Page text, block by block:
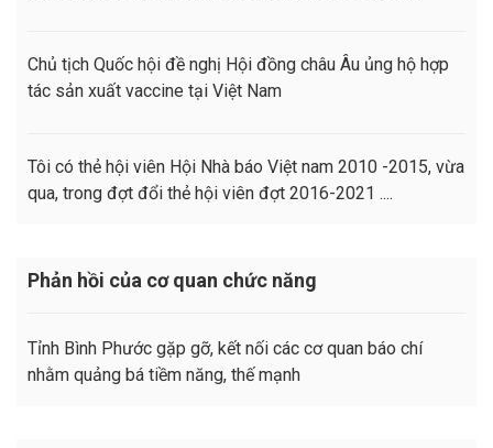
Chủ tịch Quốc hội đề nghị Hội đồng châu Âu ủng hộ hợp
tác sản xuất vaccine tại Việt Nam
Tôi có thẻ hội viên Hội Nhà báo Việt nam 2010 -2015, vừa
qua, trong đợt đổi thẻ hội viên đợt 2016-2021 ....
Phản hồi của cơ quan chức năng
Tỉnh Bình Phước gặp gỡ, kết nối các cơ quan báo chí
nhằm quảng bá tiềm năng, thế mạnh